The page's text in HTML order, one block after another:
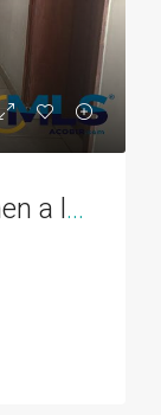
Apartamento en El Carmen a la venta